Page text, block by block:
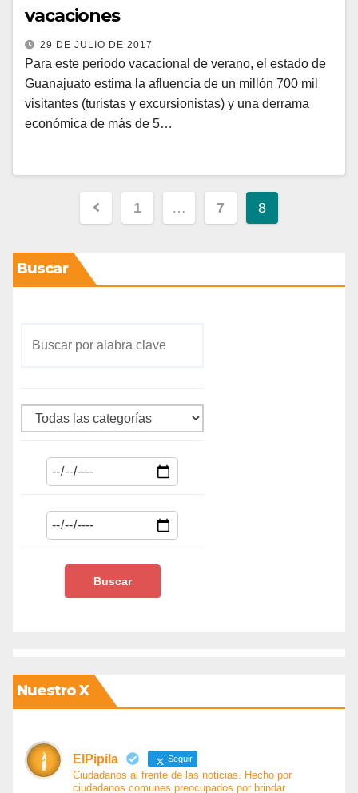
vacaciones
29 DE JULIO DE 2017
Para este periodo vacacional de verano, el estado de
Guanajuato estima la afluencia de un millón 700 mil
visitantes (turistas y excursionistas) y una derrama
económica de más de 5…
1 … 7 8
Buscar
Nuestro X
ElPipila Seguir
Ciudadanos al frente de las noticias. Hecho por
ciudadanos comunes preocupados por brindar